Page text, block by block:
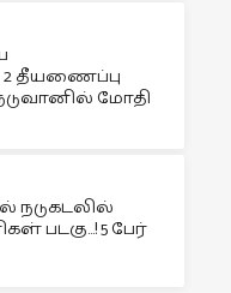
தீயணைப்பு
மோதி
நடுகடலில்
படகு…! 5 பேர்